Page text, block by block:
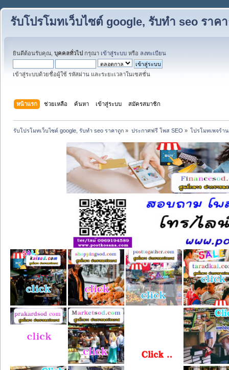
รับโปรโมทเว็บไซต์ google, รับทำ seo ราค
ยินดีต้อนรับคุณ, บุคคลทั่วไป กรุณา เข้าสู่ระบบ หรือ ลงทะเบียน
เข้าสู่ระบบด้วยชื่อผู้ใช้ รหัสผ่าน และระยะเวลาในเซสชั่น
หน้าแรก ช่วยเหลือ ค้นหา เข้าสู่ระบบ สมัครสมาชิก
รับโปรโมทเว็บไซต์ google, รับทำ seo ราคาถูก » ประกาศฟรี โพส SEO » โปรโมทเพจร้า